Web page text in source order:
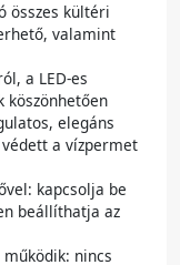
összes kültéri
valamint
a LED-es
köszönhetően
elegáns
a vízpermet
kapcsolja be
beállíthatja az
nincs